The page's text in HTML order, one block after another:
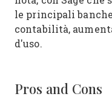
le principali
contabilità,
d'uso.
Pros and Cons